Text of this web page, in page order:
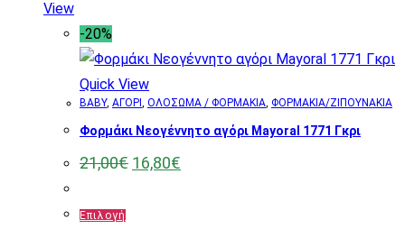
View
-20%
Quick View
BABY, ΑΓΟΡΙ ΟΛΟΣΩΜΑ / ΦΟΡΜΑΚΙΑ ΦΟΡΜΑΚΙΑ/ΖΙΠΟΥΝΑΚΙΑ
Φορμάκι Νεογέννητο αγόρι Mayoral 1771 Γκρι
21,00€ Original
price
16,80€
τρέχουσα
ΕπιλογήΑυτό